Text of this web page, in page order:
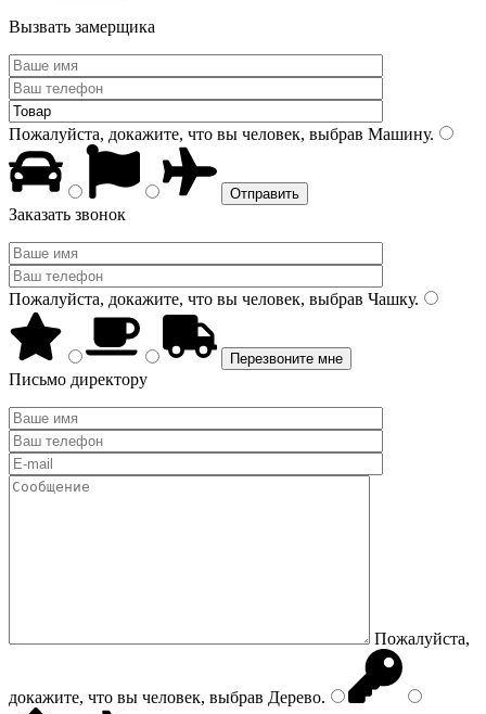
Вызвать замерщика
Пожалуйста, докажите, что вы человек, выбрав Машину.
Заказать звонок
Пожалуйста, докажите, что вы человек, выбрав Чашку.
Письмо директору
Пожалуйста,
докажите, что вы человек, выбрав Дерево.